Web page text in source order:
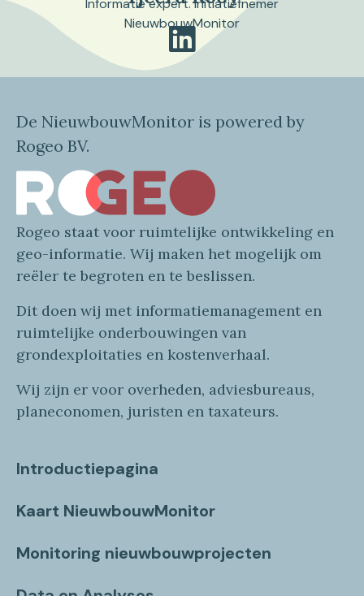
Informatie expert. Initiatiefnemer
NieuwbouwMonitor
De NieuwbouwMonitor is powered by
Rogeo BV.
Rogeo staat voor ruimtelijke ontwikkeling en
geo-informatie. Wij maken het mogelijk om
reëler te begroten en te beslissen.
Dit doen wij met informatiemanagement en
ruimtelijke onderbouwingen van
grondexploitaties en kostenverhaal.
Wij zijn er voor overheden, adviesbureaus,
planeconomen, juristen en taxateurs.
Introductiepagina
Kaart NieuwbouwMonitor
Monitoring nieuwbouwprojecten